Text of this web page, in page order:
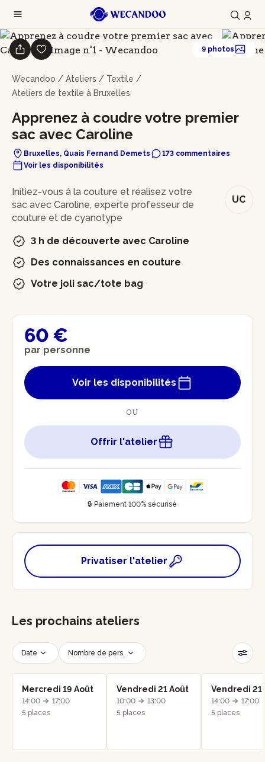
Wecandoo / Ateliers / Textile /
Ateliers de textile à Bruxelles
Apprenez à coudre votre premier
sac avec Caroline
Bruxelles, Quais Fernand Demets
173 commentaires
Voir les disponibilités
9 photos
En bref
UC
Initiez-vous à la couture et réalisez votre
sac avec Caroline, experte professeur de
couture et de cyanotype
3 h de découverte avec Caroline
Des connaissances en couture
Votre joli sac/tote bag
60 €
par personne
Voir les disponibilités
OU
Offrir l'atelier
🔒 Paiement 100% sécurisé
Privatiser l'atelier
Les prochains ateliers
Date Nombre de pers.
Créneau horaire Réinitialiser les filtres
Mercredi 19 Août
14:00
17:00
5 places
Vendredi 21 Août
10:00
13:00
5 places
Vendredi 21
14:00
17:00
5 places